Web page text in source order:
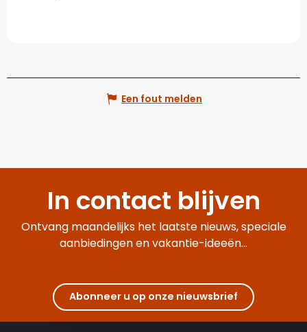
Een fout melden
In contact blijven
Ontvang maandelijks het laatste nieuws, speciale
aanbiedingen en vakantie-ideeën...
Abonneer u op onze nieuwsbrief